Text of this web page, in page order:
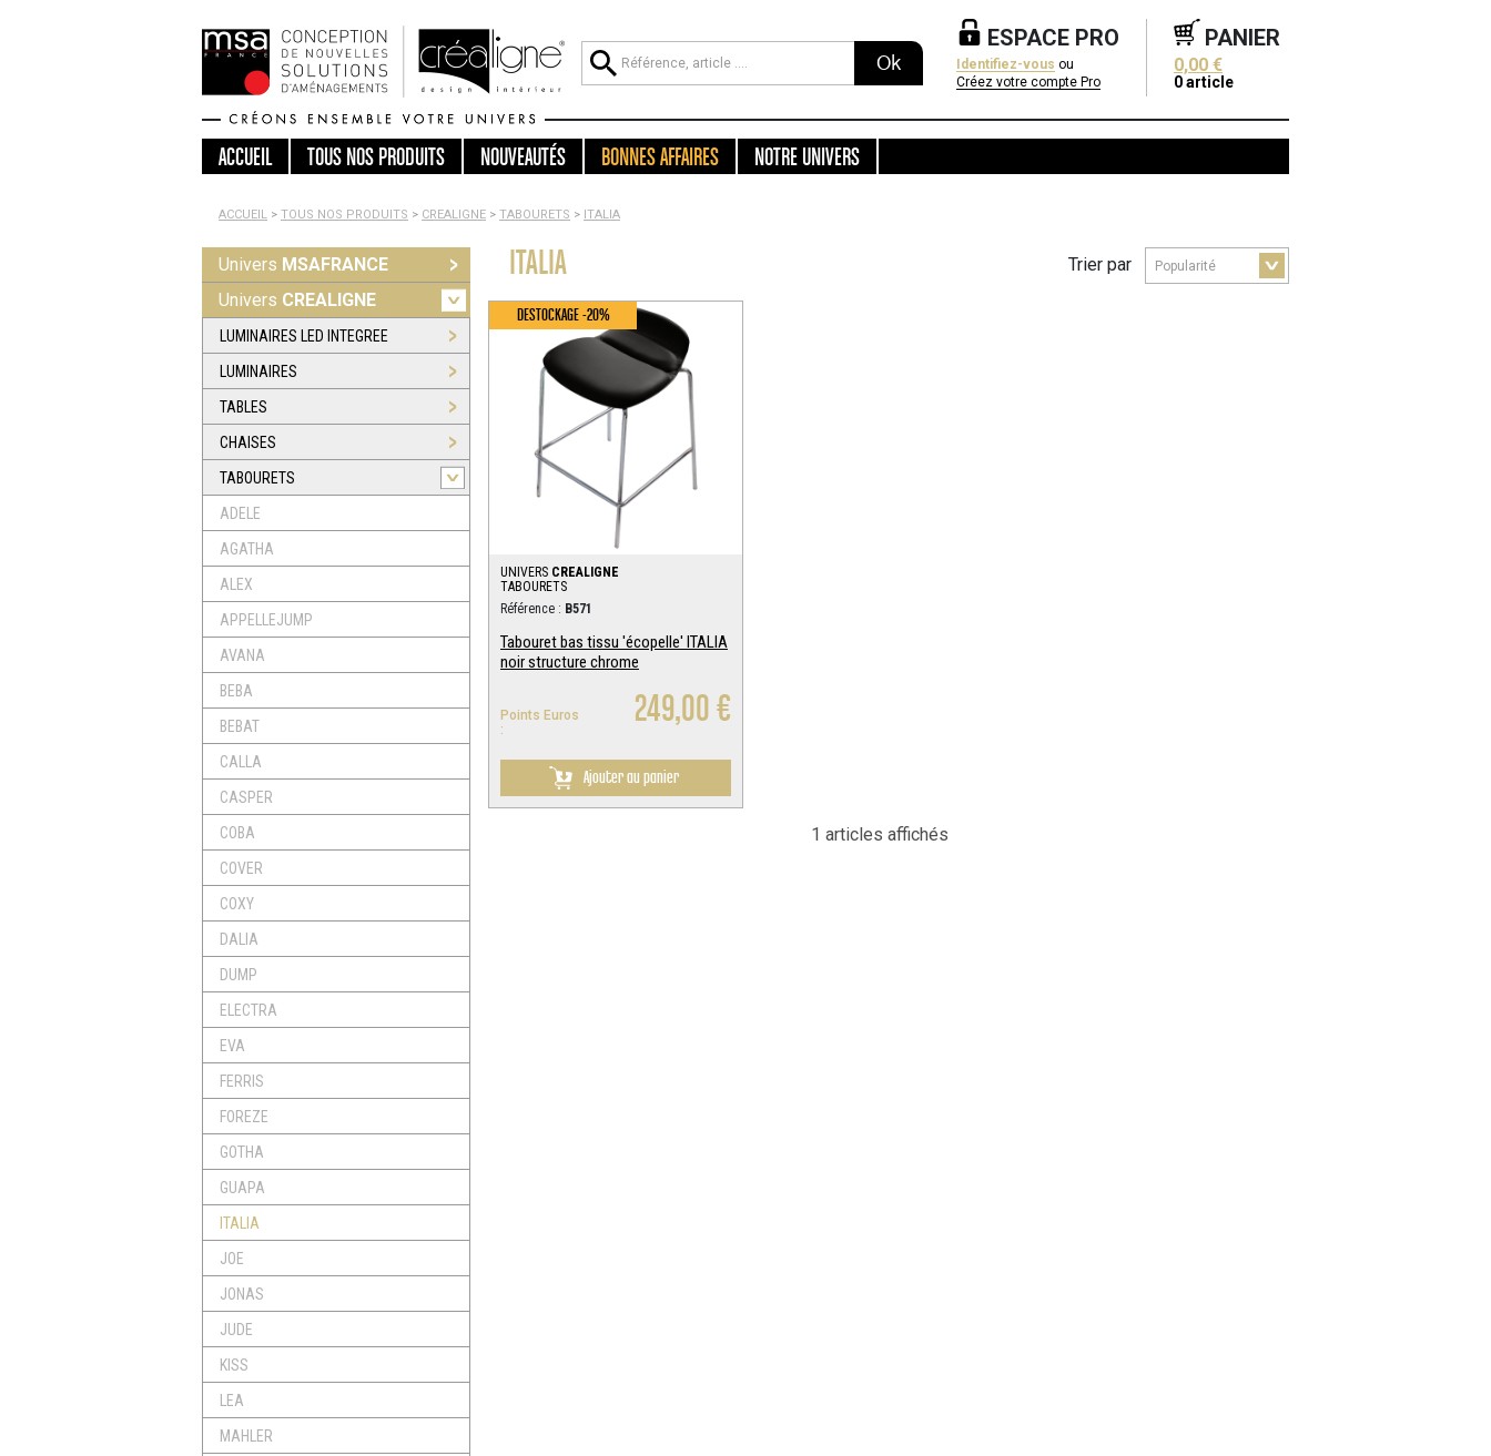
Ok
ESPACE PRO
Identifiez-vous ou
Créez votre compte Pro
PANIER
0,00 €
0article
ACCUEIL TOUSNOS PRODUITS NOUVEAUTÉS BONNES AFFAIRES NOTRE UNIVERS
ACCUEIL > TOUS NOS PRODUITS > CREALIGNE > TABOURETS > ITALIA
Univers MSAFRANCE
Univers CREALIGNE
LUMINAIRES LED INTEGREE
LUMINAIRES
TABLES
CHAISES
TABOURETS
ADELE
AGATHA
ALEX
APPELLEJUMP
AVANA
BEBA
BEBAT
CALLA
CASPER
COBA
COVER
COXY
DALIA
DUMP
ELECTRA
EVA
FERRIS
FOREZE
GOTHA
GUAPA
ITALIA
JOE
JONAS
JUDE
KISS
LEA
MAHLER
ITALIA Trier par
DESTOCKAGE -20%
UNIVERS CREALIGNE
TABOURETS
Référence : B571
Tabouret bas tissu 'écopelle' ITALIA
noir structure chrome
Points Euros
:
249,00 €
Ajouter au panier
1 articles affichés